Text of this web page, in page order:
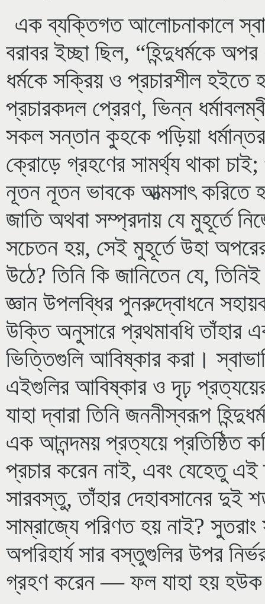
এক ব্যক্তিগত আলোচনাকালে
বরাবর ইচ্ছা ছিল, “হিন্দুধর্মকে
ধর্মকে সক্রিয় ও প্রচারশীল হইতে
প্রচারকদল প্রেরণ, ভিন্ন
সকল সন্তান কুহকে পড়িয়া
ক্রোড়ে গ্রহণের সামর্থ্য থাকা চাই;
নূতন নূতন ভাবকে আত্মসাৎ করিতে
জাতি অথবা সম্প্রদায় যে মুহূর্তে
সচেতন হয়, সেই মুহূর্তে উহা
উঠে? তিনি কি জানিতেন যে,
জ্ঞান উপলব্ধির পুনরুদ্বোধনে
উক্তি অনুসারে প্রথমাবধি তাঁহার
ভিত্তিগুলি আবিষ্কার করা।
এইগুলির আবিষ্কার ও দৃঢ়
যাহা দ্বারা তিনি জননীস্বরূপ
এক আনন্দময় প্রত্যয়ে প্রতিষ্ঠিত
প্রচার করেন নাই, এবং যেহেতু এই
সারবস্তু, তাঁহার দেহাবসানের দুই
সাম্রাজ্যে পরিণত হয় নাই?
অপরিহার্য সার বস্তুগুলির উপর
গ্রহণ করেন — ফল যাহা হয়